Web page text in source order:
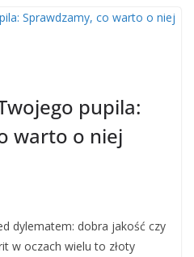
pupila:
warto o niej
dylematem: dobra jakość czy
w oczach wielu to złoty